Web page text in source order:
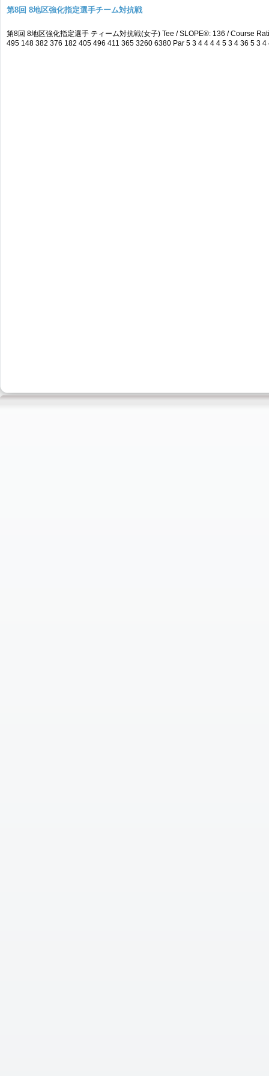
第8回 8地区強化指定選手チーム対抗戦
第8回 8地区強化指定選手 ティーム対抗戦(女子) Tee / SLOPE®: 136 / Course
495 148 382 376 182 405 496 411 365 3260 6380 Par 5 3 4 4 4 4 5 3 4 36 5 3 4